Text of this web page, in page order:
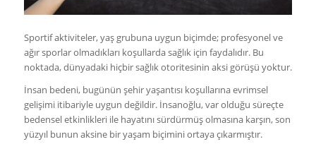
Sportif aktiviteler, yaş grubuna uygun biçimde; profesyonel ve
ağır sporlar olmadıkları koşullarda sağlık için faydalıdır. Bu
noktada, dünyadaki hiçbir sağlık otoritesinin aksi görüşü yoktur.
İnsan bedeni, bugünün şehir yaşantısı koşullarına evrimsel
gelişimi itibariyle uygun değildir. İnsanoğlu, var olduğu süreçte
bedensel etkinlikleri ile hayatını sürdürmüş olmasına karşın, son
yüzyıl bunun aksine bir yaşam biçimini ortaya çıkarmıştır.